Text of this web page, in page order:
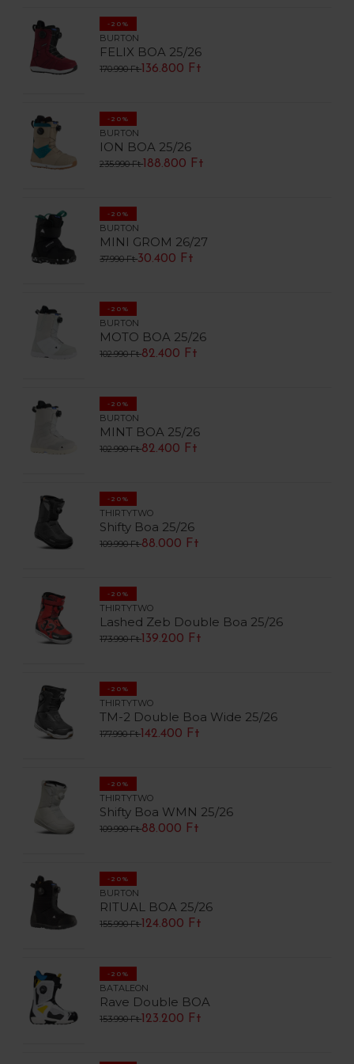
-20%
BURTON
FELIX BOA 25/26
170.990 Ft 136.800 Ft
-20%
BURTON
ION BOA 25/26
235.990 Ft 188.800 Ft
-20%
BURTON
MINI GROM 26/27
37.990 Ft30.400 Ft
-20%
BURTON
MOTO BOA 25/26
102.990 Ft82.400 Ft
-20%
BURTON
MINT BOA 25/26
102.990 Ft82.400 Ft
-20%
THIRTYTWO
Shifty Boa 25/26
109.990 Ft88.000 Ft
-20%
THIRTYTWO
Lashed Zeb Double Boa 25/26
173.990 Ft 139.200 Ft
-20%
THIRTYTWO
TM-2 Double Boa Wide 25/26
177.990 Ft 142.400 Ft
-20%
THIRTYTWO
Shifty Boa WMN 25/26
109.990 Ft88.000 Ft
-20%
BURTON
RITUAL BOA 25/26
155.990 Ft 124.800 Ft
-20%
BATALEON
Rave Double BOA
153.990 Ft 123.200 Ft